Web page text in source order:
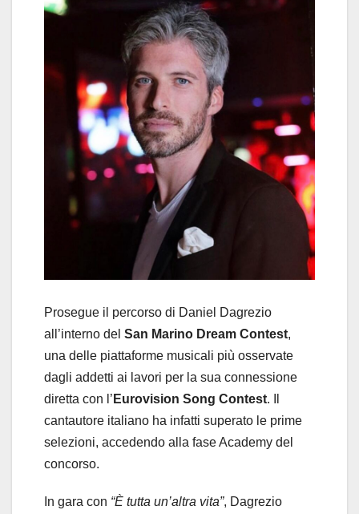
Prosegue il percorso di Daniel Dagrezio
all’interno del San Marino Dream Contest,
una delle piattaforme musicali più osservate
dagli addetti ai lavori per la sua connessione
diretta con l’ Eurovision Song Contest. Il
cantautore italiano ha infatti superato le prime
selezioni, accedendo alla fase Academy del
concorso.
In gara con “È tutta un’altra vita”, Dagrezio